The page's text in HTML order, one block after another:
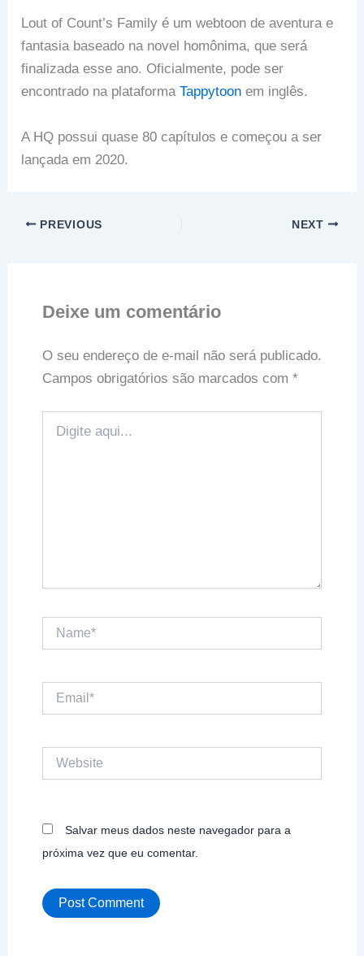
Lout of Count’s Family é um webtoon de aventura e
fantasia baseado na novel homônima, que será
finalizada esse ano. Oficialmente, pode ser
encontrado na plataformaTappytoon em inglês.
A HQ possui quase 80 capítulos e começou a ser
lançada em 2020.
PREVIOUS NEXT
Deixe um comentário
O seu endereço de e-mail não será publicado.
Campos obrigatórios são marcados com *
aqui...
Salvar meus dados neste navegador para a
próxima vez que eu comentar.